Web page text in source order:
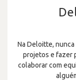
Na Deloitte,
projetos e fazer
colaborar com